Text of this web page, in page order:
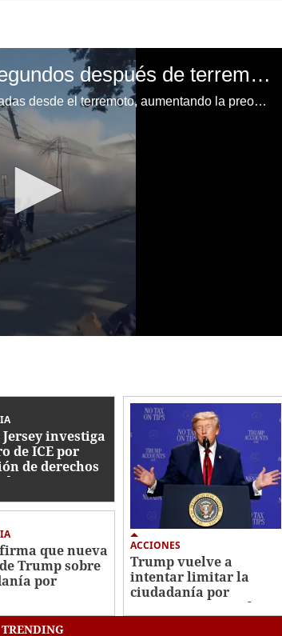
Edificio se desploma segundos después de terremoto en Filipinas
Más de 130 réplicas han sido registradas desde el terremoto, aumentando la preocupación entre la población afectada.
investiga
de ICE por
de derechos
de migrantes
que nueva
Trump sobre
por
ACCIONES
Trump vuelve a
intentar limitar la
ciudadanía por
nacimiento pese al
TRENDING